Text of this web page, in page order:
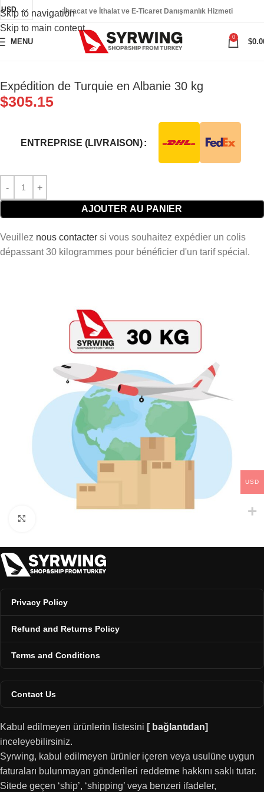
Skip to navigation
Skip to main content
USD İhracat ve İthalat ve E-Ticaret Danışmanlık Hizmeti
MENU
0
$
Expédition de Turquie en Albanie 30 kg
$305.15
ENTREPRISE (LIVRAISON)
AJOUTER AU PANIER
Veuillez nous contacter si vous souhaitez expédier un colis
dépassant 30 kilogrammes pour bénéficier d'un tarif spécial.
Privacy Policy
Refund and Returns Policy
Terms and Conditions
Contact Us
Kabul edilmeyen ürünlerin listesini [ bağlantıdan]
inceleyebilirsiniz.
Syrwing, kabul edilmeyen ürünler içeren veya usulüne uygun
faturaları bulunmayan gönderileri reddetme hakkını saklı tutar.
Sitede geçen ‘ship’, ‘shipping’ veya benzeri ifadeler,
USD